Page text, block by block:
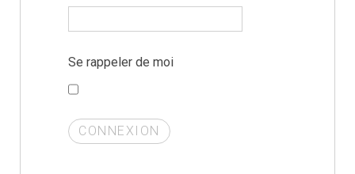
Se rappeler de moi
CONNEXION